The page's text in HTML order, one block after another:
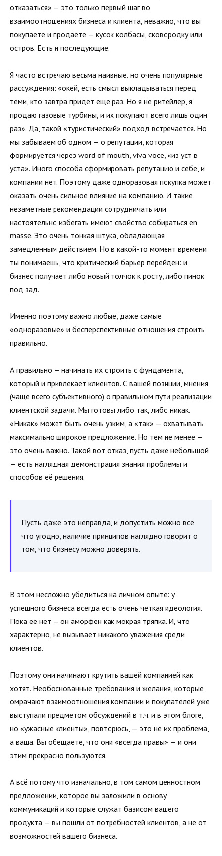
отказаться» — это только первый шаг во
взаимоотношениях бизнеса и клиента, неважно, что вы
покупаете и продаёте — кусок колбасы, сковородку или
остров. Есть и последующие.
Я часто встречаю весьма наивные, но очень популярные
рассуждения: «окей, есть смысл выкладываться перед
теми, кто завтра придёт еще раз. Но я не ритейлер, я
продаю газовые турбины, и их покупают всего лишь один
раз». Да, такой «туристический» подход встречается. Но
мы забываем об одном — о репутации, которая
формируется через word of mouth, viva voce, «из уст в
уста». Иного способа сформировать репутацию и себе, и
компании нет. Поэтому даже одноразовая покупка может
оказать очень сильное влияние на компанию. И такие
незаметные рекомендации сотрудничать или
настоятельно избегать имеют свойство собираться en
masse. Это очень тонкая штука, обладающая
замедленным действием. Но в какой-то момент времени
ты понимаешь, что критический барьер перейдён: и
бизнес получает либо новый толчок к росту, либо пинок
под зад.
Именно поэтому важно любые, даже самые
«одноразовые» и бесперспективные отношения строить
правильно.
А правильно — начинать их строить с фундамента,
который и привлекает клиентов. С вашей позиции, мнения
(чаще всего субъективного) о правильном пути реализации
клиентской задачи. Мы готовы либо так, либо никак.
«Никак» может быть очень узким, а «так» — охватывать
максимально широкое предложение. Но тем не менее —
это очень важно. Такой вот отказ, пусть даже небольшой
— есть наглядная демонстрация знания проблемы и
способов её решения.
Пусть даже это неправда, и допустить можно всё
что угодно, наличие принципов наглядно говорит о
том, что бизнесу можно доверять.
В этом несложно убедиться на личном опыте: у
успешного бизнеса всегда есть очень четкая идеология.
Пока её нет — он аморфен как мокрая тряпка. И, что
характерно, не вызывает никакого уважения среди
клиентов.
Поэтому они начинают крутить вашей компанией как
хотят. Необоснованные требования и желания, которые
омрачают взаимоотношения компании и покупателей уже
выступали предметом обсуждений в т.ч. и в этом блоге,
но «ужасные клиенты», повторюсь, — это не их проблема,
а ваша. Вы обещаете, что они «всегда правы» — и они
этим прекрасно пользуются.
А всё потому что изначально, в том самом ценностном
предложении, которое вы заложили в основу
коммуникаций и которые служат базисом вашего
продукта — вы пошли от потребностей клиентов, а не от
возможностей вашего бизнеса.